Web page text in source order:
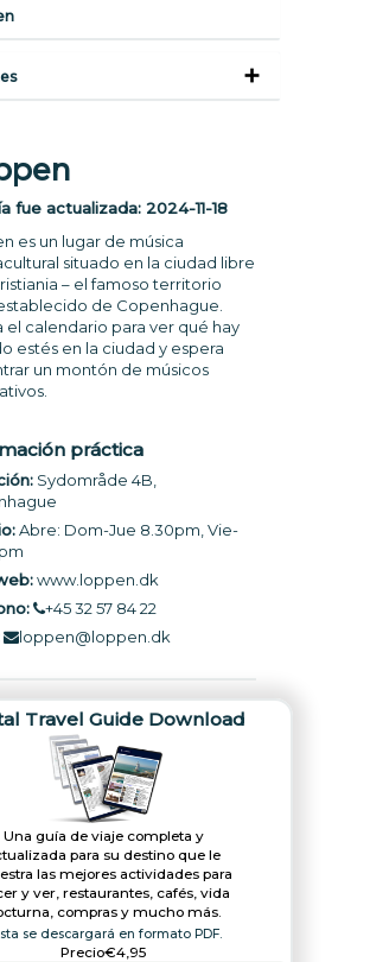
fue actualizada: 2024-11-18
es un lugar de música
situado en la ciudad libre
– el famoso territorio
de Copenhague.
el calendario para ver qué hay
estés en la ciudad y espera
un montón de músicos
práctica
Sydområde 4B,
Abre: Dom-Jue 8.30pm, Vie-
www.loppen.dk
+45 32 57 84 22
loppen@loppen.dk
Travel Guide Download
Una guía de viaje completa y
para su destino que le
las mejores actividades para
y ver, restaurantes, cafés, vida
compras y mucho más.
se descargará en formato PDF.
Precio€4,95